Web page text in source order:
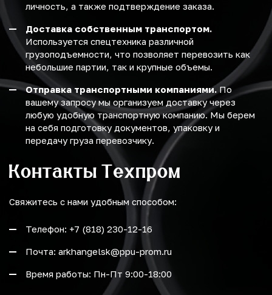
личность, а также подтверждение заказа.
Доставка собственным транспортом.
Используется спецтехника различной
грузоподъемности, что позволяет перевозить как
небольшие партии, так и крупные объемы.
Отправка транспортными компаниями. По
вашему запросу мы организуем доставку через
любую удобную транспортную компанию. Мы берем
на себя подготовку документов, упаковку и
передачу груза перевозчику.
Контакты Техпром
Свяжитесь с нами удобным способом:
Телефон: +7 (818) 230-12-16
Почта: arkhangelsk@ppu-prom.ru
Время работы: Пн-Пт 9:00-18:00